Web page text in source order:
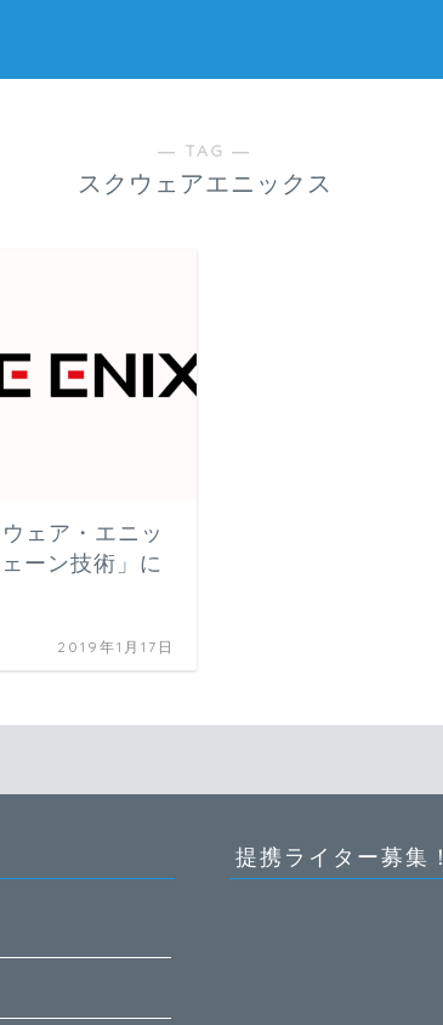
― TAG ―
スクウェアエニックス
ェア・エニッ
ーン技術」に
2019年1月17日
提携ライター募集！